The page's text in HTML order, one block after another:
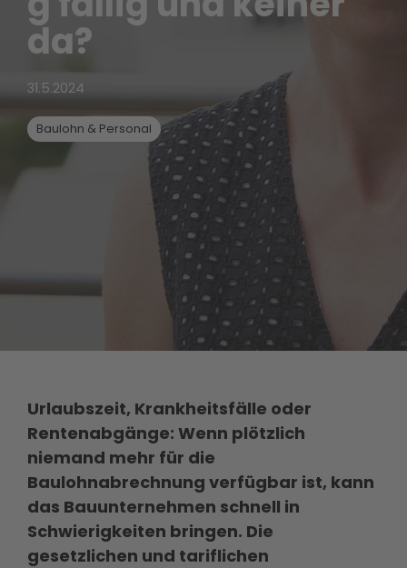
da?
31.5.2024
Baulohn & Personal
Urlaubszeit, Krankheitsfälle oder
Rentenabgänge: Wenn plötzlich
niemand mehr für die
Baulohnabrechnung verfügbar ist, kann
das Bauunternehmen schnell in
Schwierigkeiten bringen. Die
gesetzlichen und tariflichen